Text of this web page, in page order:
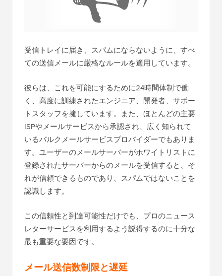
受信トレイに届き、スパムにならないように、すべ
ての送信メールに厳格なルールを適用しています。
彼らは、これを可能にするために24時間体制で働
く、高度に訓練されたエンジニア、開発者、サポー
トスタッフを擁しています。また、ほとんどの主要
ISPやメールサービスから承認され、広く知られて
いるバルクメールサービスプロバイダーでもありま
す。ユーザーのメールサーバーがホワイトリストに
登録されたサーバーからのメールを受信すると、そ
れが信頼できるものであり、スパムではないことを
認識します。
この信頼性と到達可能性だけでも、プロのニュース
レターサービスを利用するよう説得するのに十分な
最も重要な要因です。
メール送信数制限と遅延